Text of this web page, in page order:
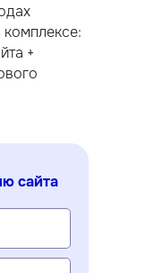
комплексе:
+
сайта